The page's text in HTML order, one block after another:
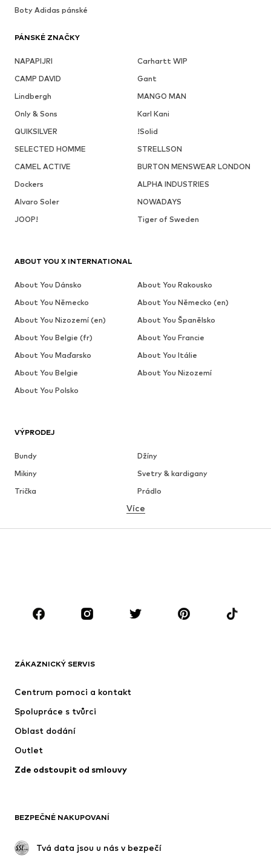
Boty Adidas pánské
PÁNSKÉ ZNAČKY
NAPAPIJRI
Carhartt WIP
CAMP DAVID
Gant
Lindbergh
MANGO MAN
Only & Sons
Karl Kani
QUIKSILVER
!Solid
SELECTED HOMME
STRELLSON
CAMEL ACTIVE
BURTON MENSWEAR LONDON
Dockers
ALPHA INDUSTRIES
Alvaro Soler
NOWADAYS
JOOP!
Tiger of Sweden
VÝPRODEJ
Bundy
Džíny
Mikiny
Svetry & kardigany
Trička
Prádlo
Košile
OBLEČENÍ
Bundy
Obleky & saka
Plavky
Příležitosti
Upcyklace
Nové
Kotníkové boty & kozačky
Polobotky
Více
ZÁKAZNICKÝ SERVIS
Centrum pomoci a kontakt
Spolupráce s tvůrci
Oblast dodání
Outlet
Zde odstoupit od smlouvy
BEZPEČNÉ NAKUPOVANÍ
Tvá data jsou u nás v bezpečí
ABOUT YOU X INTERNATIONAL
About You Dánsko
About You Rakousko
About You Německo
About You Německo (en)
About You Nizozemí (en)
About You Španělsko
About You Belgie (fr)
About You Francie
About You Maďarsko
About You Itálie
About You Belgie
About You Nizozemí
About You Polsko